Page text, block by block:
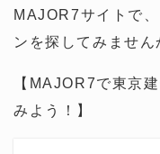
MAJOR7サイトで
ンを探してみません
【MAJOR7で東京
みよう！】